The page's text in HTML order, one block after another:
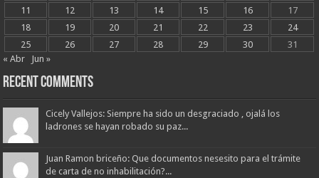
11
12 13 14 15 16
17
18
19 20 21 22 23
24
25
26 27 28 29 30
31
« Abr
Jun »
Recent Comments
Cicely Vallejos: Siempre ha sido un desgraciado , ojalá los
ladrones se hayan robado su paz...
Juan Ramon briceño: Que documentos nesesito para el trámite
de carta de no inhabilitación?...